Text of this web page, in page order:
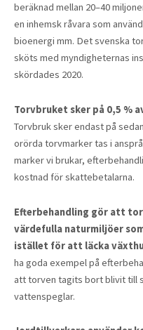
beräknad mellan 20–40
en inhemsk råvara som
bioenergi mm. Det svenska
sköts med myndigheternas
skördades 2020.
Torvbruket sker på 0,5 %
Torvbruk sker endast på
orörda torvmarker tas i
marker vi brukar,
kostnad för skattebetalarna.
Efterbehandling gör att
värdefulla naturmiljöer
istället för att läcka
ha goda exempel på
att torven tagits bort blivit till
vattenspeglar.